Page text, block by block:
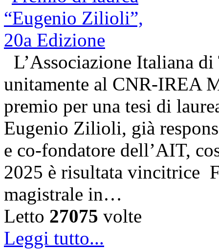
L’Associazione Italiana
unitamente al CNR-IREA
premio per una tesi di
Eugenio Zilioli, già
e co-fondatore dell’AIT,
2025 è risultata vincitrice
magistrale in…
Letto 27075 volte
Leggi tutto...